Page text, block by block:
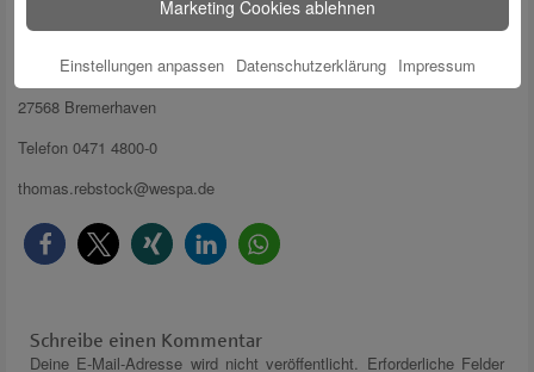
Weser-Elbe Sparkasse
Bürgermeister-Smidt-Str. 24 – 30,
27568 Bremerhaven
Telefon 0471 4800-0
thomas.rebstock@wespa.de
Schreibe einen Kommentar
Deine E-Mail-Adresse wird nicht veröffentlicht. Erforderliche Felder
Marketing Cookies ablehnen
Einstellungen anpassen Datenschutzerklärung Impressum